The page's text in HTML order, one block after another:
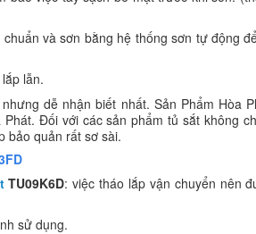
và sơn bằng hệ thống sơn tự động
lẫn.
dễ nhận biết nhất. Sản Phẩm Hòa
Đối với các sản phẩm tủ sắt không
bảo quản rất sơ sài.
TU09K6D: việc tháo lắp vận chuyển nên
sử dụng.